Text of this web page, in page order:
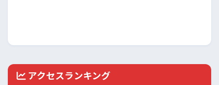
アクセスランキング